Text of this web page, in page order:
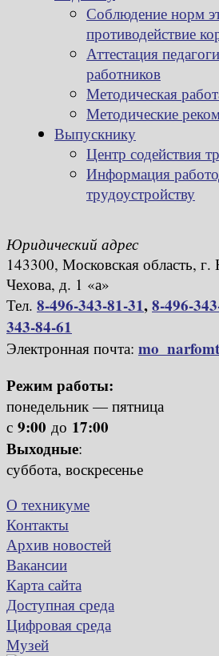
Соблюдение норм
противодействие
Аттестация
работников
Методическая
Методические
Выпускнику
Центр содействия
Информация
трудоустройству
Юридический адрес
143300, Московская область,
Чехова, д. 1 «а»
Тел. 8-496-343-81-31,8-496-
343-84-61
Электронная почта:
Режим работы:
понедельник — пятница
с 9:00 до 17:00
Выходные:
суббота, воскресенье
О техникуме
Контакты
Архив новостей
Вакансии
Карта сайта
Доступная среда
Цифровая среда
Музей